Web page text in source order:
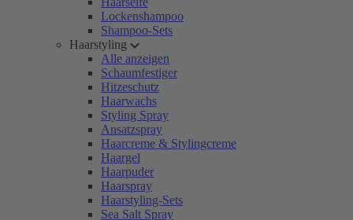
Lockenshampoo
Shampoo-Sets
Haarstyling
Alle anzeigen
Schaumfestiger
Hitzeschutz
Haarwachs
Styling Spray
Ansatzspray
Haarcreme & Stylingcreme
Haargel
Haarpuder
Haarspray
Haarstyling-Sets
Sea Salt Spray